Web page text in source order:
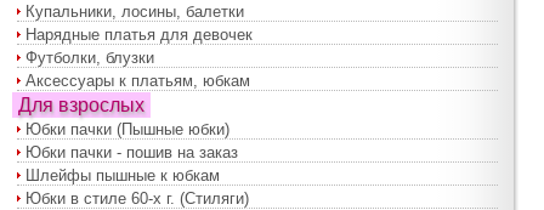
Купальники, лосины, балетки
Нарядные платья для девочек
Футболки, блузки
Аксессуары к платьям, юбкам
Для взрослых
Юбки пачки (Пышные юбки)
Юбки пачки - пошив на заказ
Шлейфы пышные к юбкам
Юбки в стиле 60-х г. (Стиляги)